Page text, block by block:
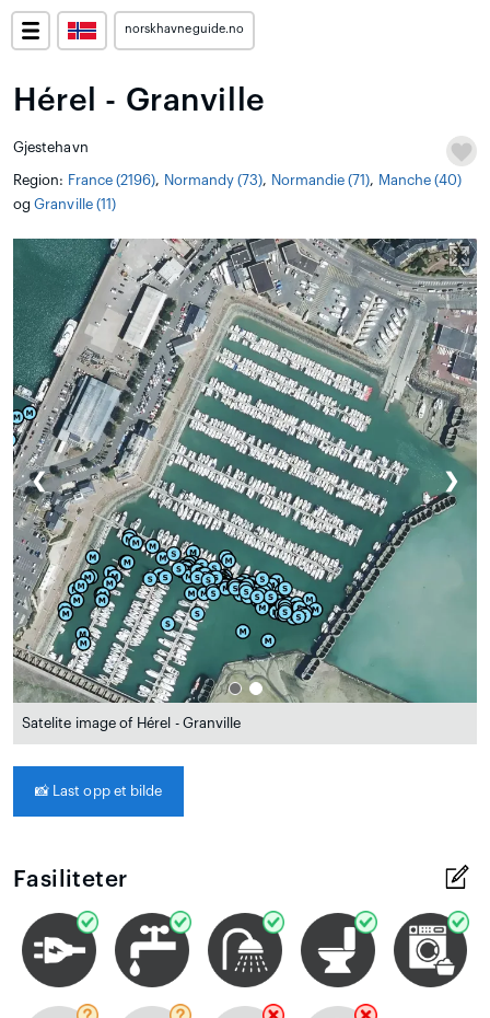
norskhavneguide.no
Hérel - Granville
Gjestehavn
Region: France (2196), Normandy (73), Normandie (71), Manche (40)
ogGranville (11)
❮ ❯
Satelite image of Hérel - Granville
📸 Last opp et bilde
Fasiliteter